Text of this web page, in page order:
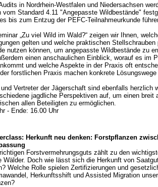
in Nordrhein-Westfalen und Niedersachsen
vom Standard 4.11 "Angepasste Wildbestände"
bis zum Entzug der PEFC-Teilnahmeurkunde
„Zu viel Wild im Wald?“ zeigen wir Ihnen,
gelten und welche praktischen
nutzen können, um angepasste Wildbestände zu
einen anschaulichen Einblick, worauf es im
und welche Aspekte in der Praxis oft
forstlichen Praxis machen konkrete Lösungswege
Vertreter der Jägerschaft sind ebenfalls herzlich
jagdliche Perspektiven auf, um einen breit
allen Beteiligten zu ermöglichen.
- Ende: 16.00 Uhr
Herkunft neu denken: Forstpflanzen
Forstvermehrungsguts zählt zu den
Wälder. Doch wie lässt sich die Herkunft von
Welche Rolle spielen Zertifizierungen und
Herkunftsshift und Assisted Migration